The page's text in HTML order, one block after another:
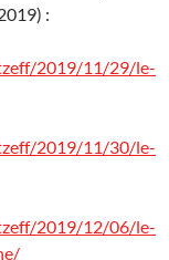
:
2019/11/29/le-
2019/11/30/le-
2019/12/06/le-